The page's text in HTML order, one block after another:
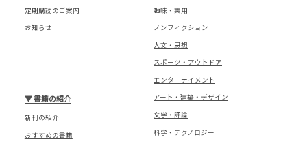
定期購読のご案内
お知らせ
趣味・実用
ノンフィクション
人文・思想
スポーツ・アウトドア
エンターテイメント
アート・建築・デザイン
文学・評論
科学・テクノロジー
▼書籍の紹介
新刊の紹介
おすすめの書籍